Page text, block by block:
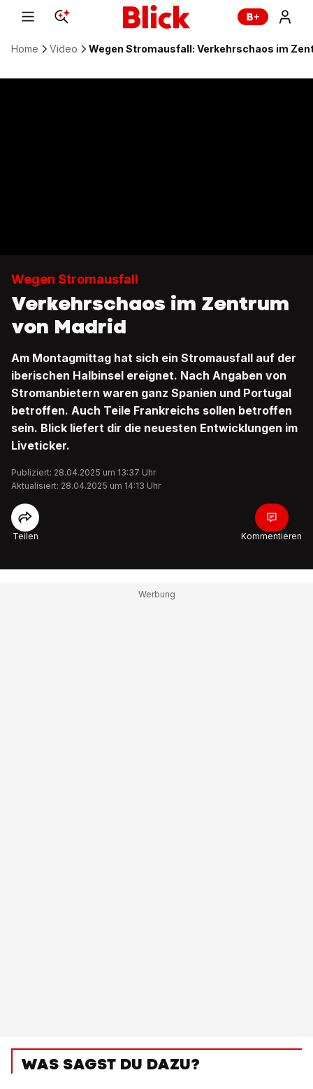
Home Video Wegen Stromausfall: Verkehrschaos im
Wegen Stromausfall
Verkehrschaos im Zentrum
von Madrid
Am Montagmittag hat sich ein Stromausfall auf der
iberischen Halbinsel ereignet. Nach Angaben von
Stromanbietern waren ganz Spanien und Portugal
betroffen. Auch Teile Frankreichs sollen betroffen
sein. Blick liefert dir die neuesten Entwicklungen im
Liveticker.
Publiziert: 28.04.2025 um 13:37 Uhr
Aktualisiert: 28.04.2025 um 14:13 Uhr
Teilen Kommentieren
WAS SAGST DU DAZU?